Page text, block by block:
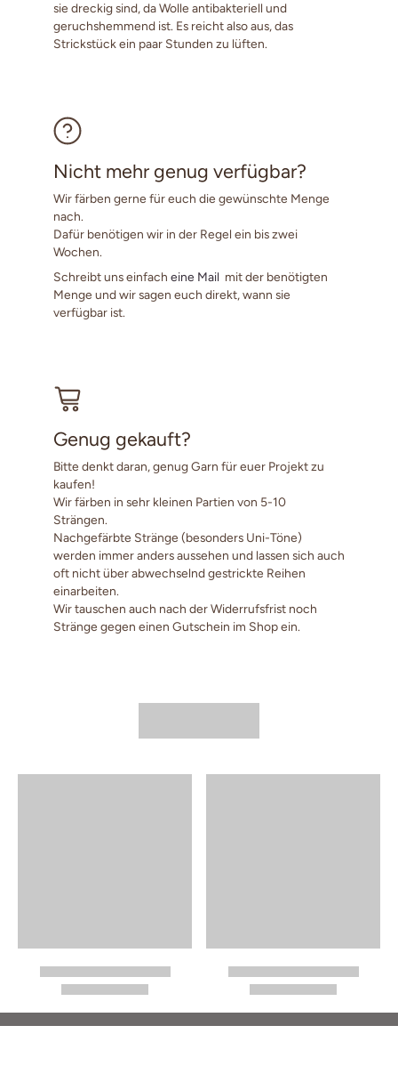
sie dreckig sind, da Wolle antibakteriell und
geruchshemmend ist. Es reicht also aus, das
Strickstück ein paar Stunden zu lüften.
Nicht mehr genug verfügbar?
Wir färben gerne für euch die gewünschte Menge
nach.
Dafür benötigen wir in der Regel ein bis zwei
Wochen.
Schreibt uns einfach eine Mail mit der benötigten
Menge und wir sagen euch direkt, wann sie
verfügbar ist.
Genug gekauft?
Bitte denkt daran, genug Garn für euer Projekt zu
kaufen!
Wir färben in sehr kleinen Partien von 5-10
Strängen.
Nachgefärbte Stränge (besonders Uni-Töne)
werden immer anders aussehen und lassen sich auch
oft nicht über abwechselnd gestrickte Reihen
einarbeiten.
Wir tauschen auch nach der Widerrufsfrist noch
Stränge gegen einen Gutschein im Shop ein.